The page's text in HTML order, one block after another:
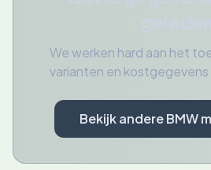
We werken hard aan het
varianten en
Bekijk andere BMW